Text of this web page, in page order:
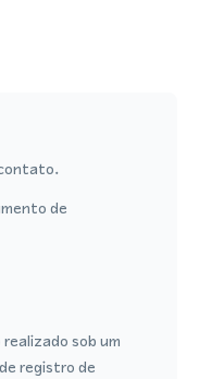
de
sob um
registro de